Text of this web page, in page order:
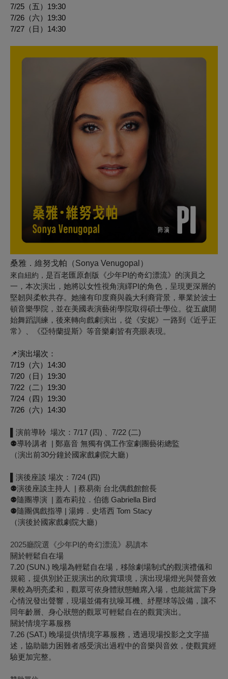
7/25（五）19:30
7/26（六）19:30
7/27（日）14:30
桑雅．維努戈帕（Sonya Venugopal）
來自紐約， 是百老匯原創版《少年PI的奇幻漂流》的演員之
一，本次演出，她將以女性視角演繹PI的角色，呈現更深層的
堅韌與柔軟共存。她擁有印度裔與義大利裔背景，畢業於波士
頓音樂學院，並在美國表演藝術學院取得碩士學位。從五歲開
始舞蹈訓練，後來轉向戲劇演出，從《安妮》一路到《近乎正
常》、《亞特蘭提斯》等音樂劇皆有亮眼表現。
📌演出場次：
7/19（六）14:30
7/20（日）19:30
7/22（二）19:30
7/24（四）19:30
7/26（六）14:30
▌演前導聆 ​ 場次：7/17 (四) 、7/22 (二)
⚉導聆講者 ​ | 鄭嘉音 無獨有偶工作室劇團藝術總監
（演出前30分鐘於國家戲劇院大廳）
▌演後座談 場次：7/24 (四)
⚉演後座談主持人 ​ | 蔡易衛 台北偶戲館館長
⚉隨團導演 ​ | 蓋布莉拉．伯德 Gabriella Bird
⚉隨團偶戲指導 | 湯姆．史塔西 Tom Stacy
（演後於國家戲劇院大廳）
2025廳院選《少年PI的奇幻漂流》易讀本
關於輕鬆自在場
7.20 (SUN.) 晚場為輕鬆自在場，移除劇場制式的觀演禮儀和
規範，提供別於正規演出的欣賞環境，演出現場燈光與聲音效
果較為明亮柔和，觀眾可依身體狀態離席入場，也能就當下身
心情況發出聲響，現場並備有抗噪耳機、紓壓球等設備，讓不
同年齡層、身心狀態的觀眾可輕鬆自在的觀賞演出。
關於情境字幕服務
7.26 (SAT.) 晚場提供情境字幕服務，透過現場投影之文字描
述，協助聽力困難者感受演出過程中的音樂與音效，使觀賞經
驗更加完整。